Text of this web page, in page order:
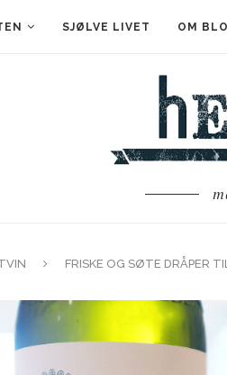
SJØLVE LIVET OM
FRISKE OG SØTE DRÅPER